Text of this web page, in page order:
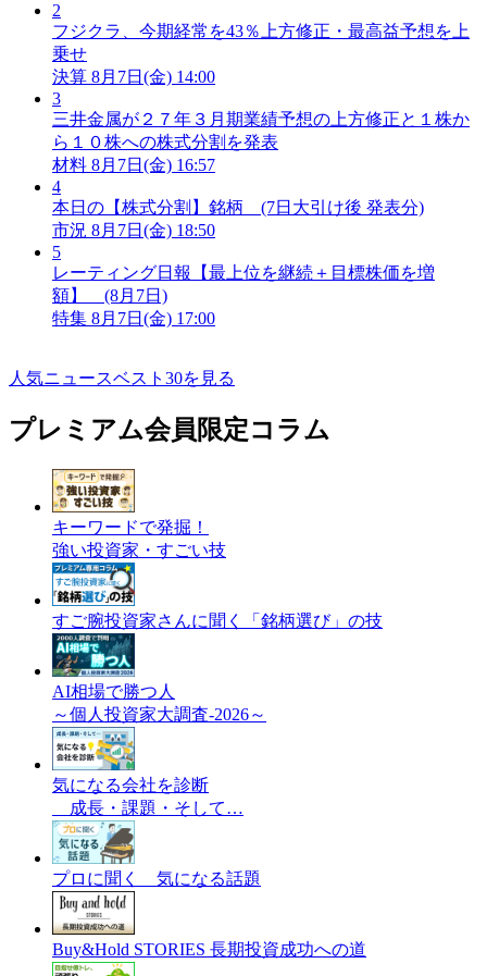
2
フジクラ、今期経常を43％上方修正・最高益予想を上
乗せ
決算 8月7日(金) 14:00
3
三井金属が２７年３月期業績予想の上方修正と１株か
ら１０株への株式分割を発表
材料 8月7日(金) 16:57
4
本日の【株式分割】銘柄 (7日大引け後 発表分)
市況 8月7日(金) 18:50
5
レーティング日報【最上位を継続＋目標株価を増
額】 (8月7日)
特集 8月7日(金) 17:00
人気ニュースベスト30を見る
プレミアム会員限定コラム
キーワードで発掘！
強い投資家・すごい技
すご腕投資家さんに聞く「銘柄選び」の技
AI相場で勝つ人
～個人投資家大調査-2026～
気になる会社を診断
成長・課題・そして…
プロに聞く 気になる話題
Buy&Hold STORIES 長期投資成功への道